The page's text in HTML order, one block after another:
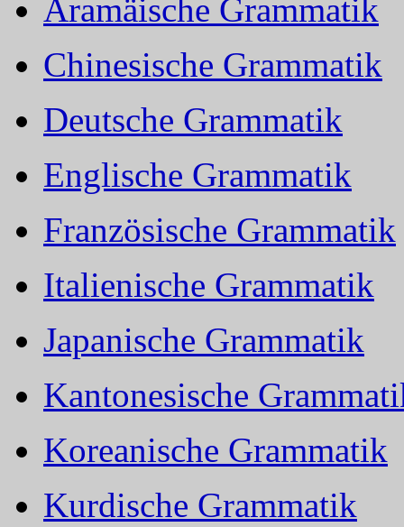
Aramäische Grammatik
Chinesische Grammatik
Deutsche Grammatik
Englische Grammatik
Französische Grammatik
Italienische Grammatik
Japanische Grammatik
Kantonesische
Koreanische Grammatik
Kurdische Grammatik